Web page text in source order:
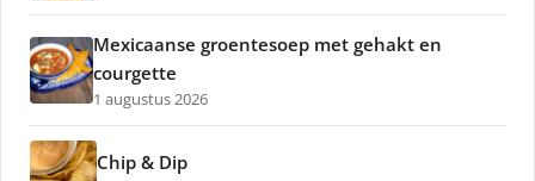
Mexicaanse groentesoep met gehakt en
courgette
1 augustus 2026
Chip & Dip